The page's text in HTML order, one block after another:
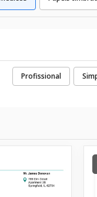
Profissional